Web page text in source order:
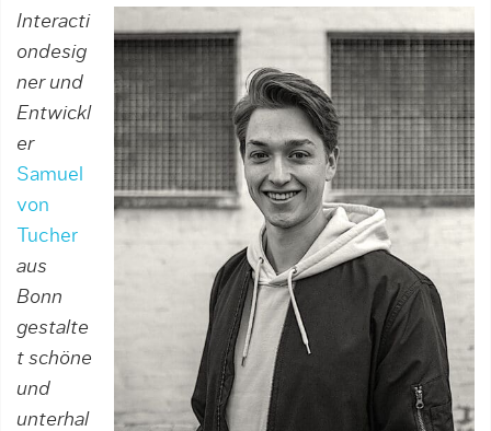
Interacti
ondesig
ner und
Entwickl
er
Samuel
von
Tucher
aus
Bonn
gestalte
t schöne
und
unterhal